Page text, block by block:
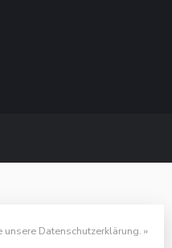
Datenschutzerklärung. »